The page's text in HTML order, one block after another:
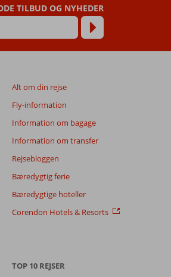
TILBUD OG NYHEDER
Alt om din rejse
Fly-information
Information om bagage
Information om transfer
Rejsebloggen
Bæredygtig ferie
Bæredygtige hoteller
Corendon Hotels & Resorts
TOP 10 REJSER